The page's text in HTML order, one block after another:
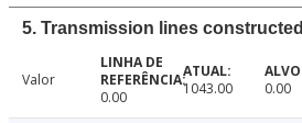
5. Transmission lines constructed
Valor
0.00
1043.00 0.00